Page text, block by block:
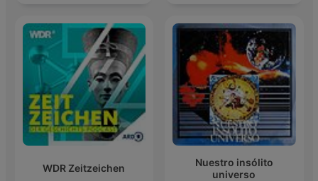
WDR Zeitzeichen
Nuestro insólito
universo